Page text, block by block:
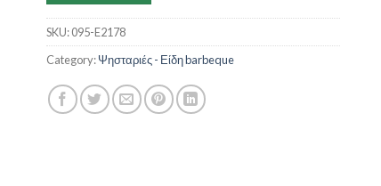
SKU:095-E2178
Category:Ψησταριές - Είδη barbeque